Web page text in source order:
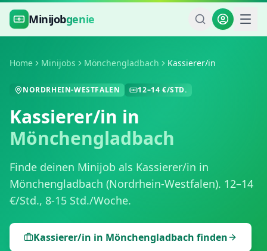
Zum Hauptinhalt springen
Minijobgenie
Home Minijobs Mönchengladbach Kassierer/in
NORDRHEIN-WESTFALEN 12–14 €/STD.
Kassierer/in in
Mönchengladbach
Finde deinen Minijob als Kassierer/in in
Mönchengladbach (Nordrhein-Westfalen). 12–14
€/Std., 8-15 Std./Woche.
Kassierer/in in Mönchengladbach finden